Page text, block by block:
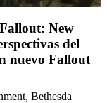
New
del
nuevo Fallout
Bethesda